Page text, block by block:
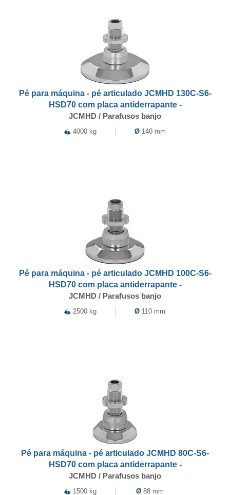
Pé para máquina - pé articulado JCMHD 130C-S6-
HSD70 com placa antiderrapante -
JCMHD / Parafusos banjo
4000 kg Ø 140 mm
Pé para máquina - pé articulado JCMHD 100C-S6-
HSD70 com placa antiderrapante -
JCMHD / Parafusos banjo
2500 kg Ø 110 mm
Pé para máquina - pé articulado JCMHD 80C-S6-
HSD70 com placa antiderrapante -
JCMHD / Parafusos banjo
1500 kg Ø 88 mm